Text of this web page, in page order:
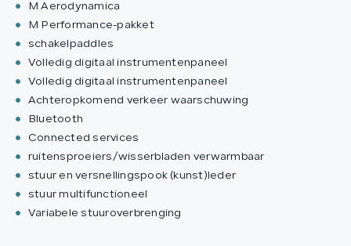
M Aerodynamica
M Performance-pakket
schakelpaddles
Volledig digitaal instrumentenpaneel
Volledig digitaal instrumentenpaneel
Achteropkomend verkeer waarschuwing
Bluetooth
Connected services
ruitensproeiers/wisserbladen verwarmbaar
stuur en versnellingspook (kunst)leder
stuur multifunctioneel
Variabele stuuroverbrenging